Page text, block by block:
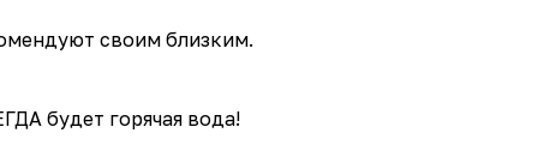
своим близким.
будет горячая вода!